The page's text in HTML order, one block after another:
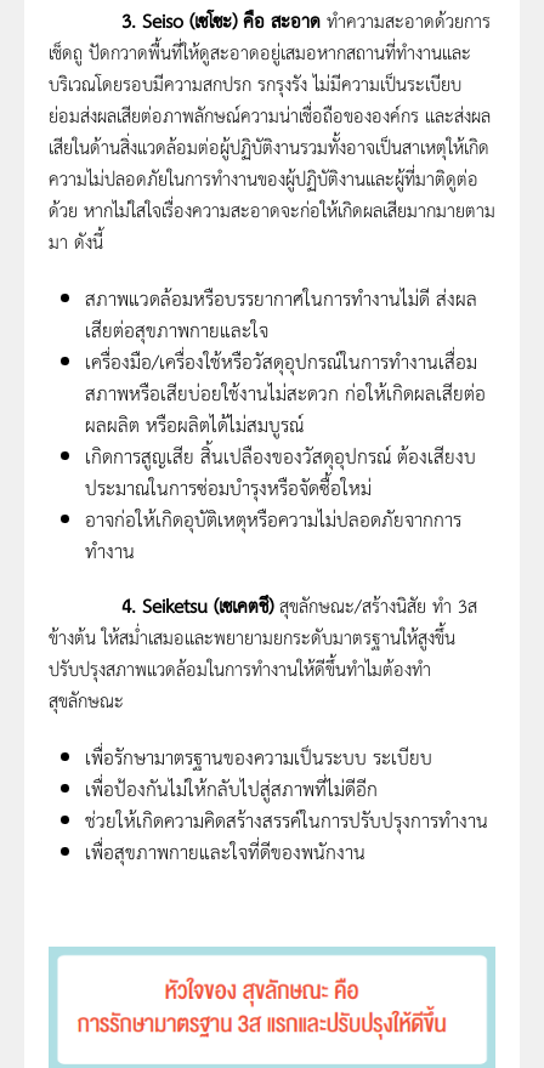
3. Seiso (เซโซะ) คือ สะอาด ทำความสะอาดด้วยการ
เช็ดถู ปัดกวาดพื้นที่ให้ดูสะอาดอยู่เสมอหากสถานที่ทำงานและ
บริเวณโดยรอบมีความสกปรก รกรุงรัง ไม่มีความเป็นระเบียบ
ย่อมส่งผลเสียต่อภาพลักษณ์ความน่าเชื่อถือขององค์กร และส่งผล
เสียในด้านสิ่งแวดล้อมต่อผู้ปฏิบัติงานรวมทั้งอาจเป็นสาเหตุให้เกิด
ความไม่ปลอดภัยในการทำงานของผู้ปฏิบัติงานและผู้ที่มาติดูต่อ
ด้วย หากไม่ใสใจเรื่องความสะอาดจะก่อให้เกิดผลเสียมากมายตาม
มา ดังนี้
สภาพแวดล้อมหรือบรรยากาศในการทำงานไม่ดี ส่งผล
เสียต่อสุขภาพกายและใจ
เครื่องมือ/เครื่องใช้หรือวัสดุอุปกรณ์ในการทำงานเสื่อม
สภาพหรือเสียบ่อยใช้งานไม่สะดวก ก่อให้เกิดผลเสียต่อ
ผลผลิต หรือผลิตได้ไม่สมบูรณ์
เกิดการสูญเสีย สิ้นเปลืองของวัสดุอุปกรณ์ ต้องเสียงบ
ประมาณในการซ่อมบำรุงหรือจัดซื้อใหม่
อาจก่อให้เกิดอุบัติเหตุหรือความไม่ปลอดภัยจากการ
ทำงาน
4. Seiketsu (เซเคตชึ)สุขลักษณะ/สร้างนิสัย ทำ 3ส
ข้างต้น ให้สม่ำเสมอและพยายามยกระดับมาตรฐานให้สูงขึ้น
ปรับปรุงสภาพแวดล้อมในการทำงานให้ดีขึ้นทำไมต้องทำ
สุขลักษณะ
เพื่อรักษามาตรฐานของความเป็นระบบ ระเบียบ
เพื่อป้องกันไม่ให้กลับไปสู่สภาพที่ไม่ดีอีก
ช่วยให้เกิดความคิดสร้างสรรค์ในการปรับปรุงการทำงาน
เพื่อสุขภาพกายและใจที่ดีของพนักงาน